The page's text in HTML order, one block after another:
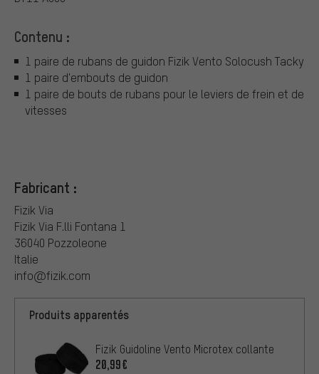
Contenu :
1 paire de rubans de guidon Fizik Vento Solocush Tacky
1 paire d'embouts de guidon
1 paire de bouts de rubans pour le leviers de frein et de
vitesses
Fabricant :
Fizik Via
Fizik Via F.lli Fontana 1
36040 Pozzoleone
Italie
info@fizik.com
Produits apparentés
Fizik Guidoline Vento Microtex collante
20,99€